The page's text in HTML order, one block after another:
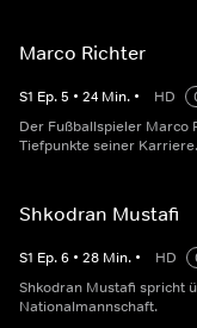
Marco Richter
S1 Ep.5 • 24 Min. • HD
Der Fußballspieler Marco
Tiefpunkte seiner Karriere.
Shkodran Mustafi
S1 Ep.6 • 28 Min. • HD
Shkodran Mustafi spricht
Nationalmannschaft.